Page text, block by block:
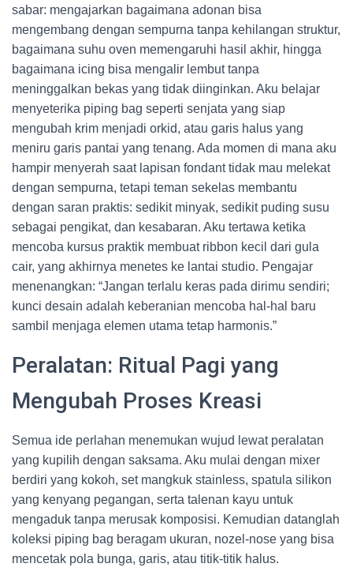
sabar: mengajarkan bagaimana adonan bisa
mengembang dengan sempurna tanpa kehilangan struktur,
bagaimana suhu oven memengaruhi hasil akhir, hingga
bagaimana icing bisa mengalir lembut tanpa
meninggalkan bekas yang tidak diinginkan. Aku belajar
menyeterika piping bag seperti senjata yang siap
mengubah krim menjadi orkid, atau garis halus yang
meniru garis pantai yang tenang. Ada momen di mana aku
hampir menyerah saat lapisan fondant tidak mau melekat
dengan sempurna, tetapi teman sekelas membantu
dengan saran praktis: sedikit minyak, sedikit puding susu
sebagai pengikat, dan kesabaran. Aku tertawa ketika
mencoba kursus praktik membuat ribbon kecil dari gula
cair, yang akhirnya menetes ke lantai studio. Pengajar
menenangkan: “Jangan terlalu keras pada dirimu sendiri;
kunci desain adalah keberanian mencoba hal-hal baru
sambil menjaga elemen utama tetap harmonis.”
Peralatan: Ritual Pagi yang
Mengubah Proses Kreasi
Semua ide perlahan menemukan wujud lewat peralatan
yang kupilih dengan saksama. Aku mulai dengan mixer
berdiri yang kokoh, set mangkuk stainless, spatula silikon
yang kenyang pegangan, serta talenan kayu untuk
mengaduk tanpa merusak komposisi. Kemudian datanglah
koleksi piping bag beragam ukuran, nozel-nose yang bisa
mencetak pola bunga, garis, atau titik-titik halus.